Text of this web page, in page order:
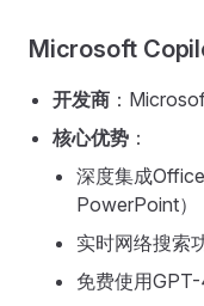
Microsoft
开发商 ：
核心优势 ：
深度集成
PowerPoint）
实时网络搜索
免费使用